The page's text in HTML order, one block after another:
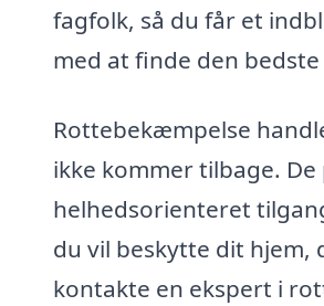
fagfolk, så du får et
med at finde den
Rottebekæmpelse
ikke kommer tilbage.
helhedsorienteret
du vil beskytte dit hjem,
kontakte en ekspert i